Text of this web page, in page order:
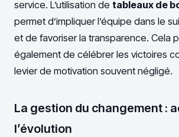
service. L’utilisation de tableaux de
permet d’impliquer l’équipe dans le
et de favoriser la transparence. Cela
également de célébrer les victoires
levier de motivation souvent négligé.
La gestion du changement :
l’évolution